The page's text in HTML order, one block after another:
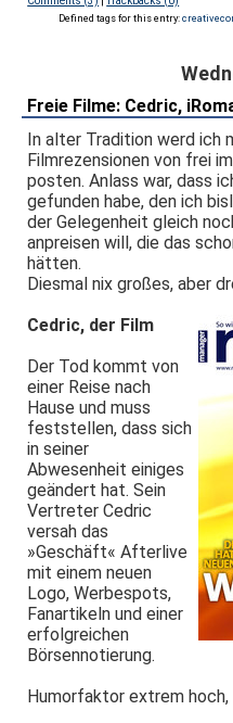
Defined tags for this entry:
Freie Filme: Cedric,
In alter Tradition werd ich
Filmrezensionen von frei
posten. Anlass war, dass
gefunden habe, den ich
der Gelegenheit gleich
anpreisen will, die das
hätten.
Diesmal nix großes, aber
Cedric, der Film
Der Tod kommt von
einer Reise nach
Hause und muss
feststellen, dass sich
in seiner
Abwesenheit einiges
geändert hat. Sein
Vertreter Cedric
versah das
»Geschäft« Afterlive
mit einem neuen
Logo, Werbespots,
Fanartikeln und einer
erfolgreichen
Börsennotierung.
Humorfaktor extrem